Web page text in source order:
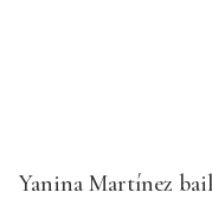
Yanina Martínez